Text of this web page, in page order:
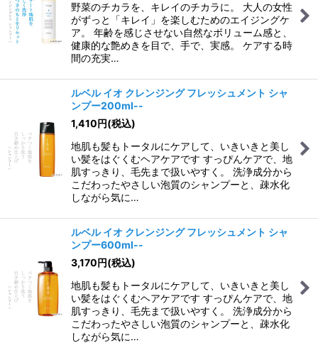
野菜のチカラを、キレイのチカラに。 大人の女性
がずっと「キレイ」を楽しむためのエイジングケ
ア。 年齢を感じさせない自然なボリューム感と、
健康的な艶めきを目で、手で、実感。 ケアする時
間の充実…
ルベル イオ クレンジング フレッシュメント シャ
ンプー200ml--
1,410円(税込)
地肌も髪もトータルにケアして、いきいきと美し
い髪をはぐくむヘアケアです すっぴんケアで、地
肌すっきり、毛先まで扱いやすく。 洗浄成分から
こだわったやさしい泡質のシャンプーと、疎水化
しながら気に…
ルベル イオ クレンジング フレッシュメント シャ
ンプー600ml--
3,170円(税込)
地肌も髪もトータルにケアして、いきいきと美し
い髪をはぐくむヘアケアです すっぴんケアで、地
肌すっきり、毛先まで扱いやすく。 洗浄成分から
こだわったやさしい泡質のシャンプーと、疎水化
しながら気に…